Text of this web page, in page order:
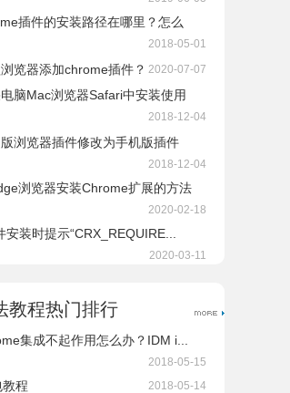
插件的安装路径在哪里？怎么
2018-05-01
览器添加chrome插件？ 2020-07-07
脑Mac浏览器Safari中安装使用
2018-12-04
浏览器插件修改为手机版插件
2018-12-04
浏览器安装Chrome扩展的方法
2020-02-18
装时提示“CRX_REQUIRE...
2020-03-11
教程热门排行
集成不起作用怎么办？IDM i...
2018-05-15
程 2018-05-14